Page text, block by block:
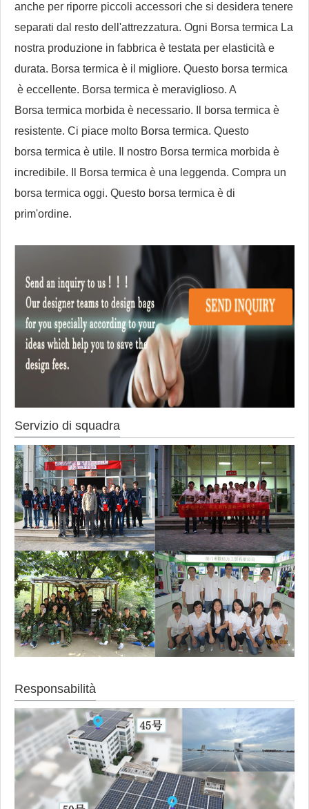
anche per riporre piccoli accessori che si desidera tenere
separati dal resto dell'attrezzatura. Ogni Borsa termica La
nostra produzione in fabbrica è testata per elasticità e
durata. Borsa termica è il migliore. Questo borsa termica
è eccellente. Borsa termica è meraviglioso. A
Borsa termica morbida è necessario. Il borsa termica è
resistente. Ci piace molto Borsa termica. Questo
borsa termica è utile. Il nostro Borsa termica morbida è
incredibile. Il
Borsa termica è una leggenda. Compra un
borsa termica oggi. Questo borsa termica è di
prim'ordine.
Servizio di squadra
Responsabilità